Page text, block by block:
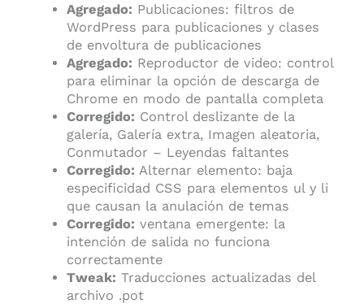
Agregado: Publicaciones: filtros de
WordPress para publicaciones y clases
de envoltura de publicaciones
Agregado: Reproductor de video: control
para eliminar la opción de descarga de
Chrome en modo de pantalla completa
Corregido: Control deslizante de la
galería, Galería extra, Imagen aleatoria,
Conmutador – Leyendas faltantes
Corregido: Alternar elemento: baja
especificidad CSS para elementos ul y li
que causan la anulación de temas
Corregido: ventana emergente: la
intención de salida no funciona
correctamente
Tweak: Traducciones actualizadas del
archivo .pot